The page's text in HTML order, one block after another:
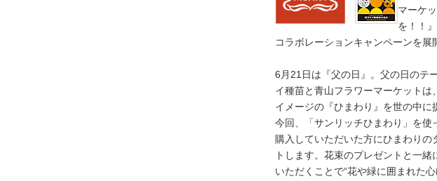
マーケ
を！！』
コラボレーションキャンペーンを展
6月21日は『父の日』。父の日のテ
イ種苗と青山フラワーマーケット
イメージの『ひまわり』を世の中に
今回、「サンリッチひまわり」を使
購入していただいた方にひまわりの
トします。花束のプレゼントと一緒
いただくことで“花や緑に囲まれた